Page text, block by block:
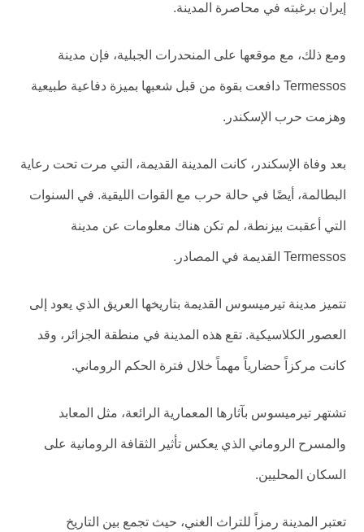
إيران برغبته في محاصرة المدينة.
ومع ذلك، مع موقعها على المنحدرات الجبلية، فإن مدينة
Termessos دافعت بقوة من قبل شعبها بميزة دفاعية طبيعية
وهزمت حرب الإسكندر.
بعد وفاة الإسكندر، كانت المدينة القديمة، التي مرت تحت رعاية
البطالمة، أيضًا في حالة حرب مع القوات الليقية. في السنوات
التي أعقبت بيزنطة، لم تكن هناك معلومات عن مدينة
Termessos القديمة في المصادر.
تتميز مدينة تيرميسوس القديمة بتاريخها العريق الذي يعود إلى
العصور الكلاسيكية. تقع هذه المدينة في منطقة الجزائر، وقد
كانت مركزاً حضارياً مهماً خلال فترة الحكم الروماني.
تشتهر تيرميسوس بآثارها المعمارية الرائعة، مثل المعابد
والمسرح الروماني الذي يعكس تأثير الثقافة الرومانية على
السكان المحليين.
تعتبر المدينة رمزاً للتراث الغني، حيث تجمع بين التاريخ